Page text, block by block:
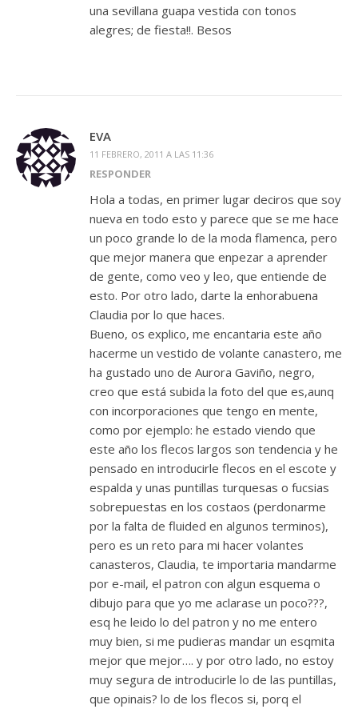
una sevillana guapa vestida con tonos
alegres; de fiesta!!. Besos
EVA
11 FEBRERO, 2011 A LAS 11:36
RESPONDER
Hola a todas, en primer lugar deciros que soy
nueva en todo esto y parece que se me hace
un poco grande lo de la moda flamenca, pero
que mejor manera que enpezar a aprender
de gente, como veo y leo, que entiende de
esto. Por otro lado, darte la enhorabuena
Claudia por lo que haces.
Bueno, os explico, me encantaria este año
hacerme un vestido de volante canastero, me
ha gustado uno de Aurora Gaviño, negro,
creo que está subida la foto del que es,aunq
con incorporaciones que tengo en mente,
como por ejemplo: he estado viendo que
este año los flecos largos son tendencia y he
pensado en introducirle flecos en el escote y
espalda y unas puntillas turquesas o fucsias
sobrepuestas en los costaos (perdonarme
por la falta de fluided en algunos terminos),
pero es un reto para mi hacer volantes
canasteros, Claudia, te importaria mandarme
por e-mail, el patron con algun esquema o
dibujo para que yo me aclarase un poco???,
esq he leido lo del patron y no me entero
muy bien, si me pudieras mandar un esqmita
mejor que mejor…. y por otro lado, no estoy
muy segura de introducirle lo de las puntillas,
que opinais? lo de los flecos si, porq el